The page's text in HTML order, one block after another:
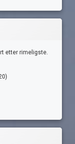
etter rimeligste.